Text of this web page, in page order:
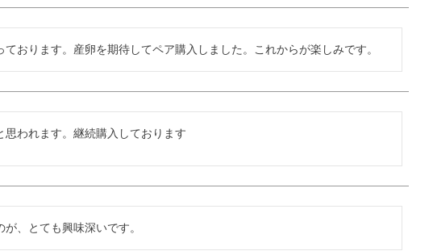
ております。産卵を期待してペア購入しました。これからが楽しみです。
思われます。継続購入しております
、とても興味深いです。